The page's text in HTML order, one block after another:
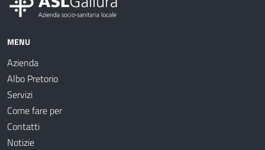
MENU
Azienda
Albo Pretorio
Servizi
Come fare per
Contatti
Notizie